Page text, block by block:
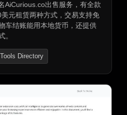
AiCurious.co出售服务，有全款
元租赁两种方式，交易支持免
车结账能用本地货币，还提供
。
Directory